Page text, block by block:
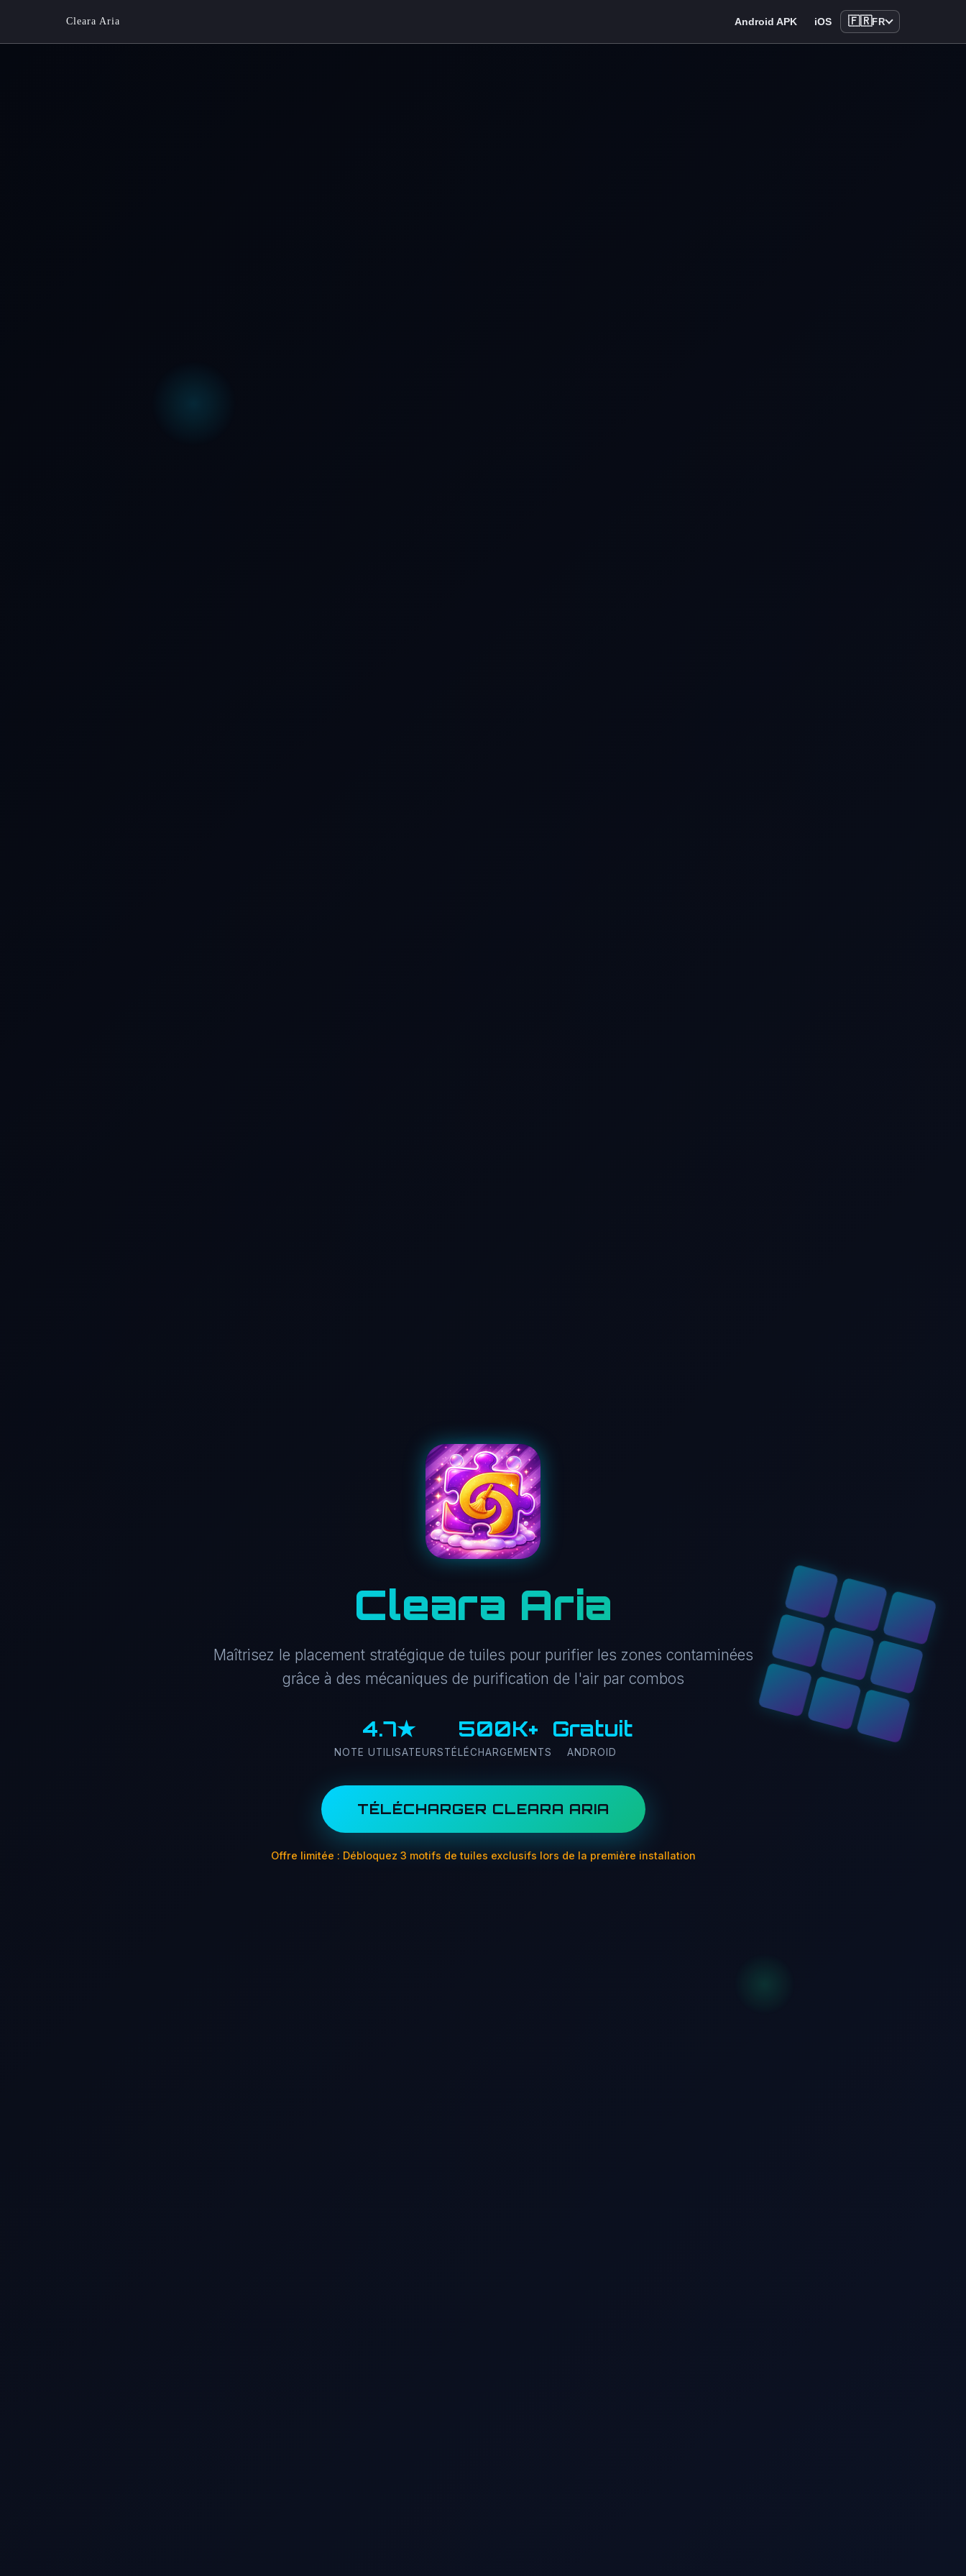
Cleara Aria Android APK iOS 🇫🇷FR
Cleara Aria
Maîtrisez le placement stratégique de tuiles pour purifier les zones contaminées
grâce à des mécaniques de purification de l'air par combos
4.7★
NOTE UTILISATEURS
500K+
TÉLÉCHARGEMENTS
Gratuit
ANDROID
TÉLÉCHARGER CLEARA ARIA
Offre limitée : Débloquez 3 motifs de tuiles exclusifs lors de la première installation